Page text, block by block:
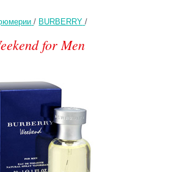
/ BURBERRY /
for Men